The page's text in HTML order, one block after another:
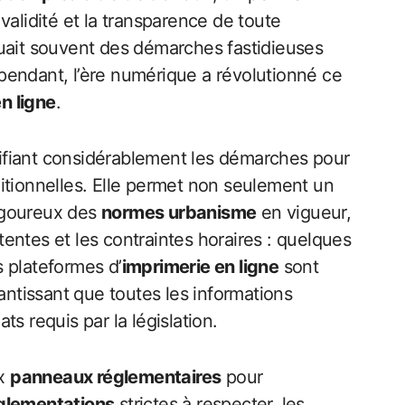
et la transparence de toute
souvent des démarches fastidieuses
l’ère numérique a révolutionné ce
ligne.
considérablement les démarches pour
Elle permet non seulement un
des normes urbanismeen vigueur,
et les contraintes horaires : quelques
d’imprimerie en lignesont
que toutes les informations
requis par la législation.
panneaux réglementairespour